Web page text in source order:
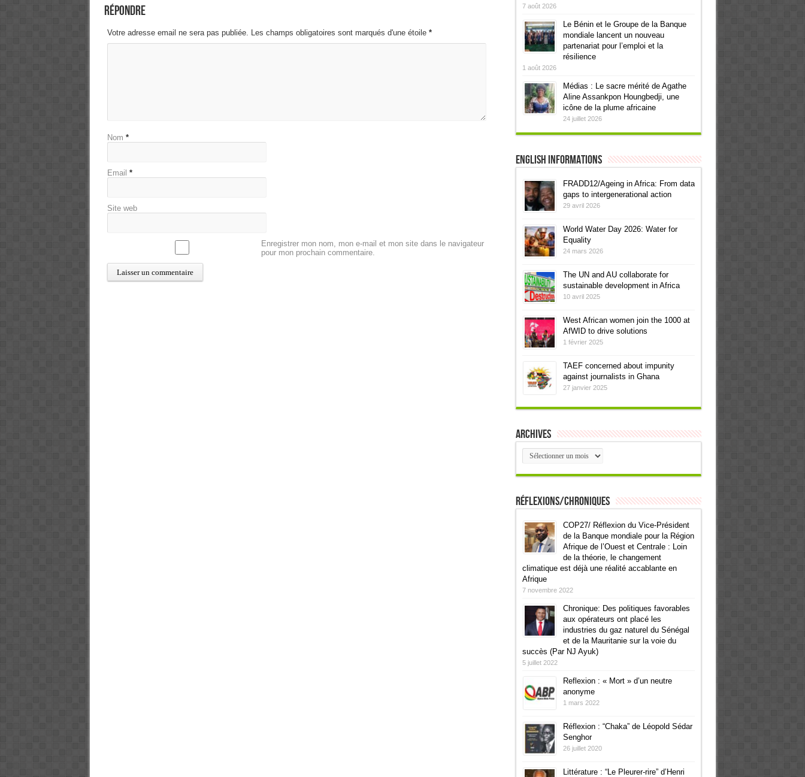
Répondre
Votre adresse email ne sera pas publiée. Les champs obligatoires sont marqués d'une étoile *
Nom *
Email *
Site web
Enregistrer mon nom, mon e-mail et mon site dans le navigateur
pour mon prochain commentaire.
7 août 2026
Le Bénin et le Groupe de la Banque
mondiale lancent un nouveau
partenariat pour l’emploi et la
résilience
1 août 2026
Médias : Le sacre mérité de Agathe
Aline Assankpon Houngbedji, une
icône de la plume africaine
24 juillet 2026
English informations
FRADD12/Ageing in Africa: From data
gaps to intergenerational action
29 avril 2026
World Water Day 2026: Water for
Equality
24 mars 2026
The UN and AU collaborate for
sustainable development in Africa
10 avril 2025
West African women join the 1000 at
AfWID to drive solutions
1 février 2025
TAEF concerned about impunity
against journalists in Ghana
27 janvier 2025
Archives
Archives
Réflexions/Chroniques
COP27/ Réflexion du Vice-Président
de la Banque mondiale pour la Région
Afrique de l’Ouest et Centrale : Loin
de la théorie, le changement
climatique est déjà une réalité accablante en
Afrique
7 novembre 2022
Chronique: Des politiques favorables
aux opérateurs ont placé les
industries du gaz naturel du Sénégal
et de la Mauritanie sur la voie du
succès (Par NJ Ayuk)
5 juillet 2022
Reflexion : « Mort » d’un neutre
anonyme
1 mars 2022
Réflexion : “Chaka” de Léopold Sédar
Senghor
26 juillet 2020
Littérature : “Le Pleurer-rire” d’Henri